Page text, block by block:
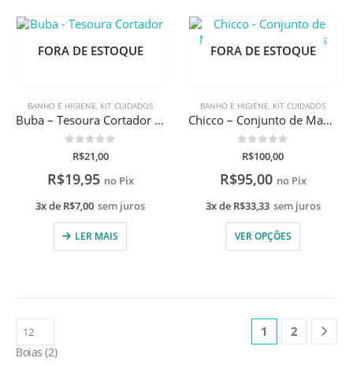
FORA DE ESTOQUE
BANHO E HIGIENE, KIT CUIDADOS
Buba – Tesoura Cortador De Unha Infantil Bebê
de 5
R$21,00
R$19,95 no Pix
3x de R$7,00 sem juros
LER MAIS
FORA DE ESTOQUE
BANHO E HIGIENE, KIT CUIDADOS
Chicco – Conjunto de Manicure Happy Hands
0de 5
R$100,00
R$95,00 no Pix
3x de R$33,33 sem juros
VER OPÇÕES
1 2
Boias 2